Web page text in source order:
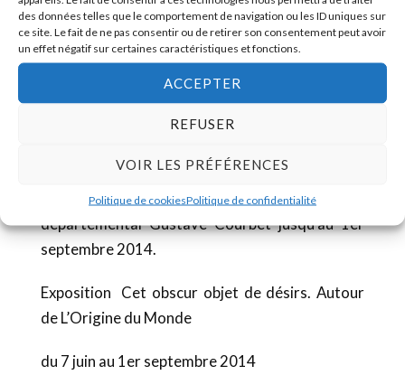
des données telles que le comportement de navigation ou les ID uniques sur
ce site. Le fait de ne pas consentir ou de retirer son consentement peut avoir
un effet négatif sur certaines caractéristiques et fonctions.
ACCEPTER
REFUSER
VOIR LES PRÉFÉRENCES
Politique de cookiesPolitique de confidentialité
Sont également présentées des œuvres
d’Albrecht Dϋrer, Edgar Degas, Auguste Rodin,
Georges Lacombe, Jean-Auguste-Dominique
Ingres, Louise Bourgeois, André Raffray, André
Une exposition à voir ou à revoir au Musée
départemental Gustave Courbet jusqu’au 1er
septembre 2014.
Exposition Cet obscur objet de désirs. Autour
de L’Origine du Monde
du 7 juin au 1er septembre 2014